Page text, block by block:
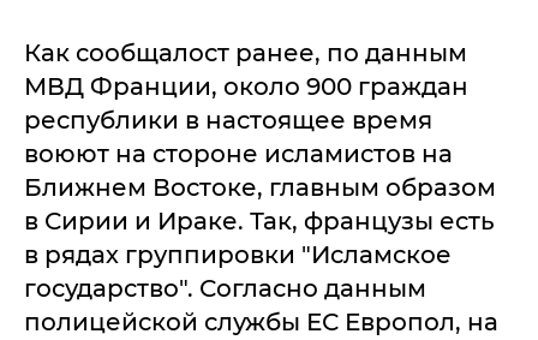
Как сообщалост ранее, по данным
МВД Франции, около 900 граждан
республики в настоящее время
воюют на стороне исламистов на
Ближнем Востоке, главным образом
в Сирии и Ираке. Так, французы есть
в рядах группировки "Исламское
государство". Согласно данным
полицейской службы ЕС Европол, на